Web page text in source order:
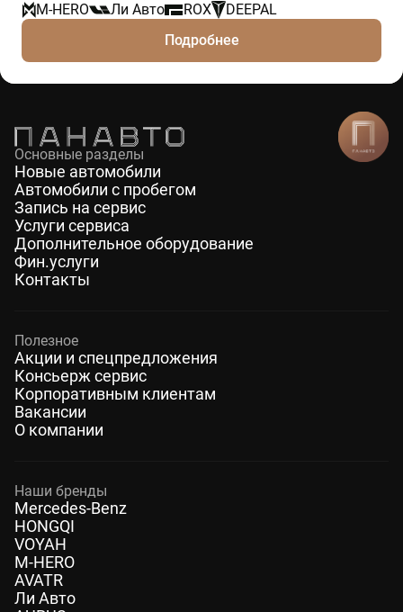
M-HERO
Ли Авто ROX
DEEPAL
Подробнее
Основные разделы
Новые автомобили
Автомобили с пробегом
Запись на сервис
Услуги сервиса
Дополнительное оборудование
Фин.услуги
Контакты
Полезное
Акции и спецпредложения
Консьерж сервис
Корпоративным клиентам
Вакансии
О компании
Наши бренды
Mercedes-Benz
HONGQI
VOYAH
M-HERO
AVATR
Ли Авто